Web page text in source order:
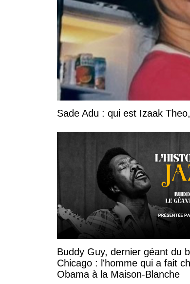
Sade Adu : qui est Izaak
Buddy Guy, dernier géant du
Chicago : l'homme qui a fait
Obama à la Maison-Blanche